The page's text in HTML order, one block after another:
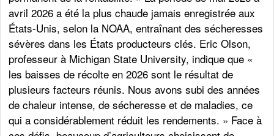
avril 2026 a été la plus chaude jamais enregistrée aux
États-Unis, selon la NOAA, entraînant des sécheresses
sévères dans les États producteurs clés. Eric Olson,
professeur à Michigan State University, indique que «
les baisses de récolte en 2026 sont le résultat de
plusieurs facteurs réunis. Nous avons subi des années
de chaleur intense, de sécheresse et de maladies, ce
qui a considérablement réduit les rendements. » Face à